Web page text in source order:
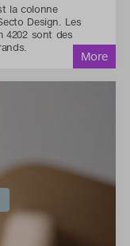
la colonne
Design. Les
4202 sont des